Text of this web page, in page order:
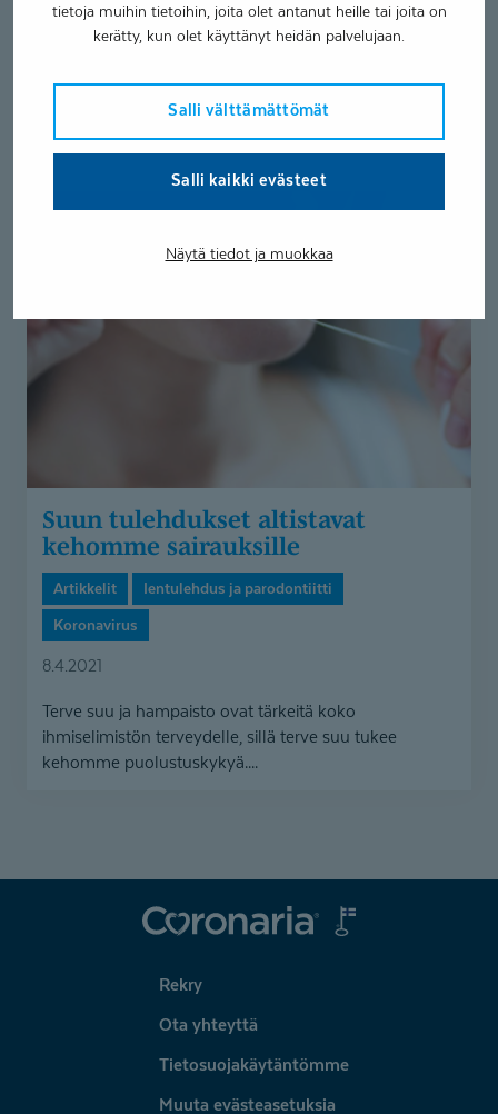
tietoja muihin tietoihin, joita olet antanut heille tai joita on
kerätty, kun olet käyttänyt heidän palvelujaan.
Salli välttämättömät
Salli kaikki evästeet
Näytä tiedot ja muokkaa
Artikkelit Ientulehdus ja parodontiitti 22.4.2021
tukikudosten tulehdustila, joka aiheuttaa ienkudoksen
Suun tulehdukset altistavat
kehomme sairauksille
Artikkelit
Ientulehdus ja parodontiitti
Koronavirus
8.4.2021
Terve suu ja hampaisto ovat tärkeitä koko
ihmiselimistön terveydelle, sillä terve suu tukee
kehomme puolustuskykyä....
Coronaria
Rekry
Ota yhteyttä
Tietosuojakäytäntömme
Muuta evästeasetuksia